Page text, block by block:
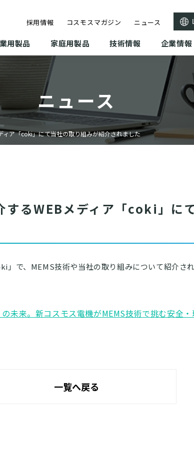
採用情報 コスモスマガジン ニュース
用製品 家庭用製品 技術情報 企業情報
ニュース
ア「coki」にて当社の取り組みが紹介されました
するWEBメディア「coki」に
」 で、MEMS技術や当社の取り組みについて紹介され
未来。新コスモス電機がMEMS技術で挑む安全
一覧へ戻る